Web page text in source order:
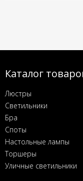
Каталог
Люстры
Светильники
Бра
Споты
Настольные лампы
Торшеры
Уличные светильники